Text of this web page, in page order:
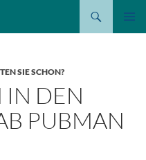
SIE SCHON?
DEN
PUBMAN